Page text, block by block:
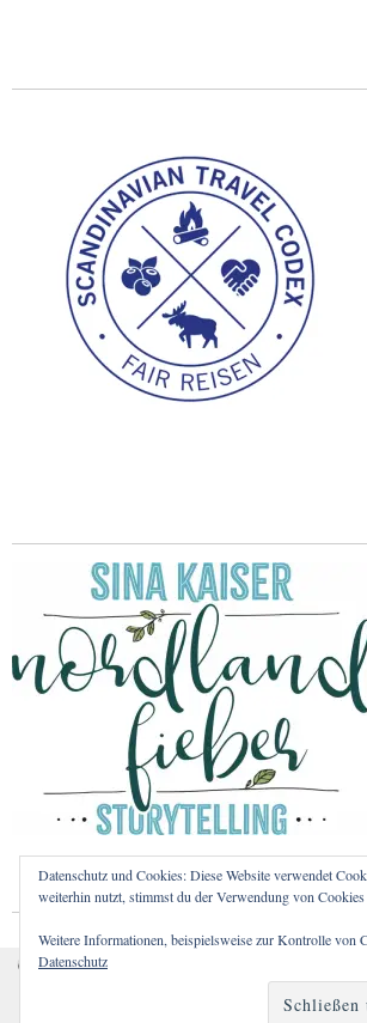
Copyright © 2026
Nordlandfieber – Nordeuropa,
Proudly powered by
Elmastudio
Datenschutz und Cookies: Diese Website verwendet
weiterhin nutzt, stimmst du der Verwendung von Cookies
Weitere Informationen, beispielsweise zur Kontrolle von
Datenschutz
Cookies erleichtern die Bereitstellung unserer
der Nutzung unserer Dienste erklären Sie
einverstanden, dass wir Cookies